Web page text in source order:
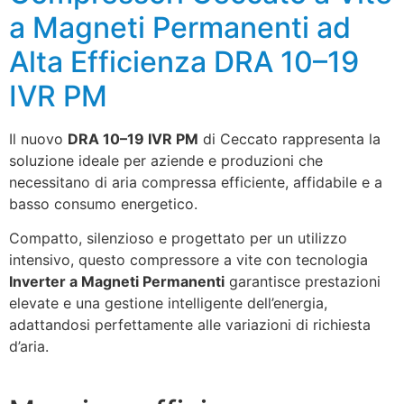
a Magneti Permanenti ad
Alta Efficienza DRA 10–19
IVR PM
Il nuovo DRA 10–19 IVR PM di Ceccato rappresenta la
soluzione ideale per aziende e produzioni che
necessitano di aria compressa efficiente, affidabile e a
basso consumo energetico.
Compatto, silenzioso e progettato per un utilizzo
intensivo, questo compressore a vite con tecnologia
Inverter a Magneti Permanenti garantisce prestazioni
elevate e una gestione intelligente dell’energia,
adattandosi perfettamente alle variazioni di richiesta
d’aria.